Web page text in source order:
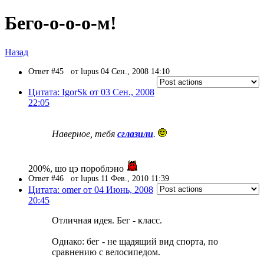
Бего-о-о-о-м!
Назад
Ответ #45 от lupus 04 Сен., 2008 14:10
Цитата: IgorSk от 03 Сен., 2008
22:05
Наверное, тебя сглазили.
200%, шо цэ пороблэно
Ответ #46 от lupus 11 Фев., 2010 11:39
Цитата: omer от 04 Июнь, 2008
20:45
Отличная идея. Бег - класс.
Однако: бег - не щадящий вид спорта, по
сравнению с велосипедом.